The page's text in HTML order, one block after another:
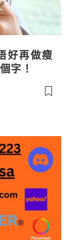
好再做瘦
字！